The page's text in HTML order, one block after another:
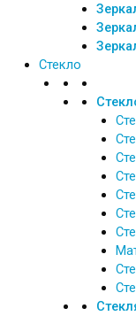
Стекло